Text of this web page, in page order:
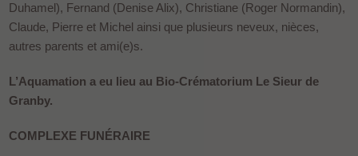
Duhamel), Fernand (Denise Alix), Christiane (Roger Normandin),
Claude, Pierre et Michel ainsi que plusieurs neveux, nièces,
autres parents et ami(e)s.
L’Aquamation a eu lieu au Bio-Crématorium Le Sieur de
Granby.
COMPLEXE FUNÉRAIRE